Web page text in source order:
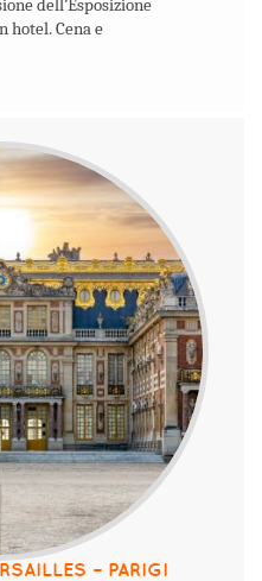
dell’Esposizione
hotel. Cena e
– PARIGI